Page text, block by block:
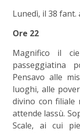
Lunedì, il 38
Ore 22
Magnifico il
passeggiatina
Pensavo alle
luoghi, alle
divino con filiale
attende lassù.
Scale, ai cui